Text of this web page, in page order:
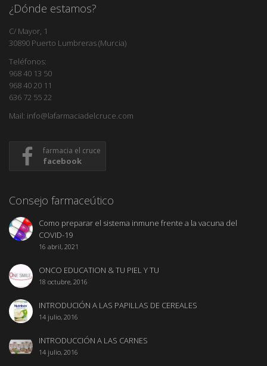
¿Dónde estamos?
C/ Mayor, 1
30890 Puerto Lumbreras (Murcia)
Teléfonos:
968 40 13 50
968 40 20 11
636 72 55 22
Mail: info@lafarmaciadelcruce.com
farmacia el cruce
facebook
Consejo farmaceútico
Como preparar el sistema inmune frente a la vacuna del
COVID-19
16 abril, 2021
ONCO EDUCATION & TU PIEL Y TU
18 octubre, 2016
INTRODUCIÓN A LAS PAPILLAS DE CEREALES
14 julio, 2016
INTRODUCCIÓN A LAS CARNES
14 julio, 2016